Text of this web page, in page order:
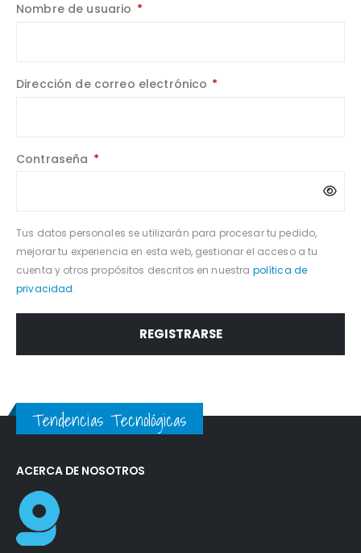
Nombre de usuario *
Dirección de correo electrónico *
Contraseña *
Tus datos personales se utilizarán para procesar tu pedido,
mejorar tu experiencia en esta web, gestionar el acceso a tu
cuenta y otros propósitos descritos en nuestra política de
privacidad.
REGISTRARSE
Tendencias Tecnológicas
ACERCA DE NOSOTROS